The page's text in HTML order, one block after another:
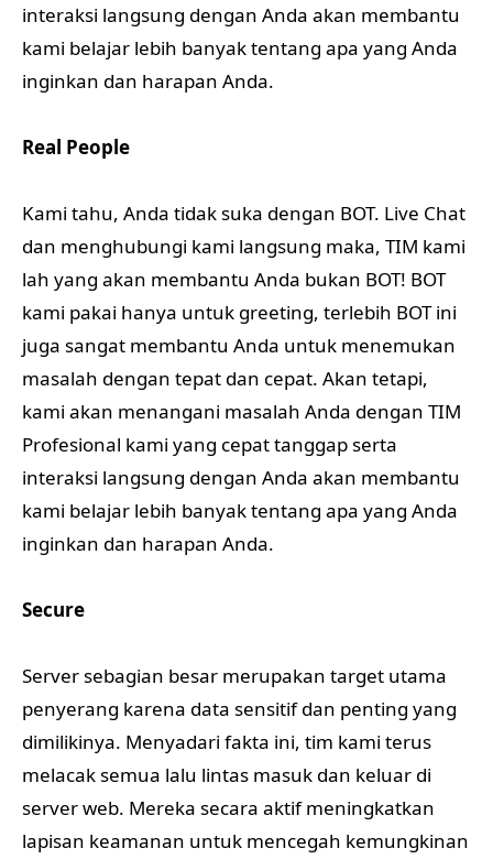
interaksi langsung dengan Anda akan membantu
kami belajar lebih banyak tentang apa yang Anda
inginkan dan harapan Anda.
Real People
Kami tahu, Anda tidak suka dengan BOT. Live Chat
dan menghubungi kami langsung maka, TIM kami
lah yang akan membantu Anda bukan BOT! BOT
kami pakai hanya untuk greeting, terlebih BOT ini
juga sangat membantu Anda untuk menemukan
masalah dengan tepat dan cepat. Akan tetapi,
kami akan menangani masalah Anda dengan TIM
Profesional kami yang cepat tanggap serta
interaksi langsung dengan Anda akan membantu
kami belajar lebih banyak tentang apa yang Anda
inginkan dan harapan Anda.
Secure
Server sebagian besar merupakan target utama
penyerang karena data sensitif dan penting yang
dimilikinya. Menyadari fakta ini, tim kami terus
melacak semua lalu lintas masuk dan keluar di
server web. Mereka secara aktif meningkatkan
lapisan keamanan untuk mencegah kemungkinan